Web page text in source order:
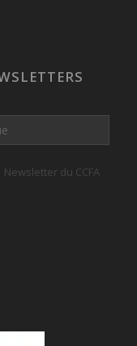
Newsletter du CCFA